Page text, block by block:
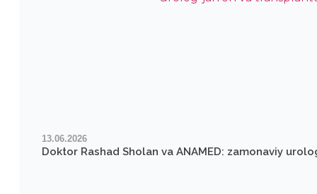
13.06.2026
Doktor Rashad Sholan va ANAMED: zamonaviy